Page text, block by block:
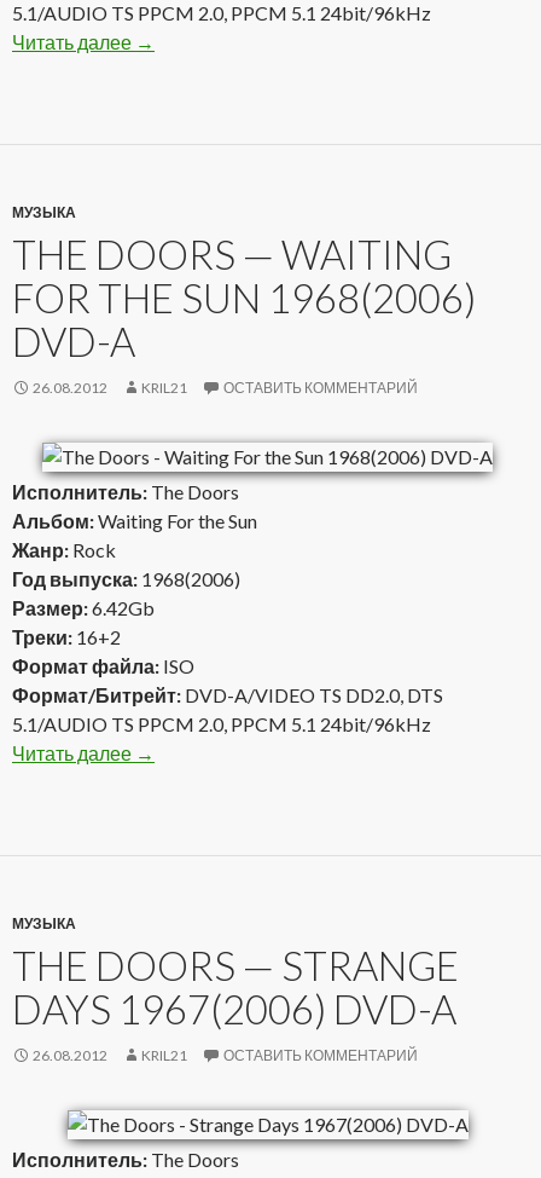
5.1/AUDIO TS PPCM 2.0, PPCM 5.1 24bit/96kHz
Читать далее The Doors — The Soft Parade 1969(2006) DVD-
→
МУЗЫКА
THE DOORS — WAITING
FOR THE SUN 1968(2006)
DVD-A
26.08.2012 KRIL21 ОСТАВИТЬ КОММЕНТАРИЙ
Исполнитель: The Doors
Альбом:Waiting For the Sun
Жанр: Rock
Год выпуска: 1968(2006)
Размер:6.42Gb
Треки: 16+2
Формат файла: ISO
Формат/Битрейт: DVD-A/VIDEO TS DD2.0, DTS
5.1/AUDIO TS PPCM 2.0, PPCM 5.1 24bit/96kHz
Читать далее The Doors — Waiting For the Sun 1968(2006)
→
МУЗЫКА
THE DOORS — STRANGE
DAYS 1967(2006) DVD-A
26.08.2012 KRIL21 ОСТАВИТЬ КОММЕНТАРИЙ
Исполнитель: The Doors